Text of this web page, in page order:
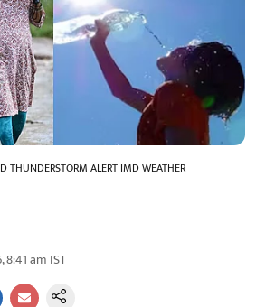
THUNDERSTORM ALERT IMD WEATHER
8:41 am IST